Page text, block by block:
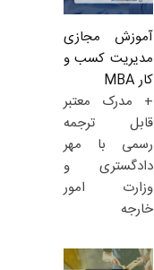
آموزش مجازی
مدیریت کسب و
کار MBA
+ مدرک معتبر
قابل ترجمه
رسمی با مهر
دادگستری و
وزارت امور
خارجه